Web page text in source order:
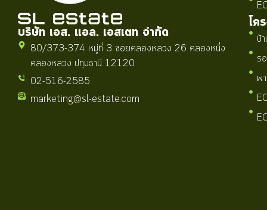
บริษัท เอส. แอล. เอสเตท จำกัด
80/373-374 หมู่ที่ 3 ซอยคลองหลวง 26 คลองหนึ่ง
คลองหลวง ปทุมธานี 12120
02-516-2585
marketing@sl-estate.com
โค
บ้
ร
พ